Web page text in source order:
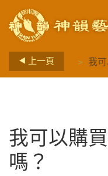
上一頁 > 我
我可以購
嗎？